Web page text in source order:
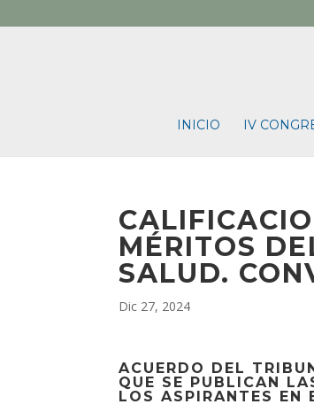
INICIO IV
MÉRITOS
SALUD.
Dic 27, 2024
ACUERDO DEL
QUE SE PUBLICAN
LOS ASPIRANTES EN